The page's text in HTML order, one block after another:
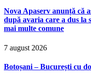
Nova Apaserv anunță că
după avaria care a dus la
mai multe comune
7 august 2026
Botoșani – București cu